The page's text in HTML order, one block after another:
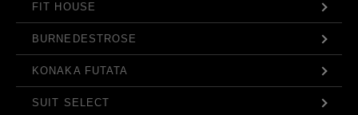
FIT HOUSE
BURNEDESTROSE
KONAKA FUTATA
SUIT SELECT